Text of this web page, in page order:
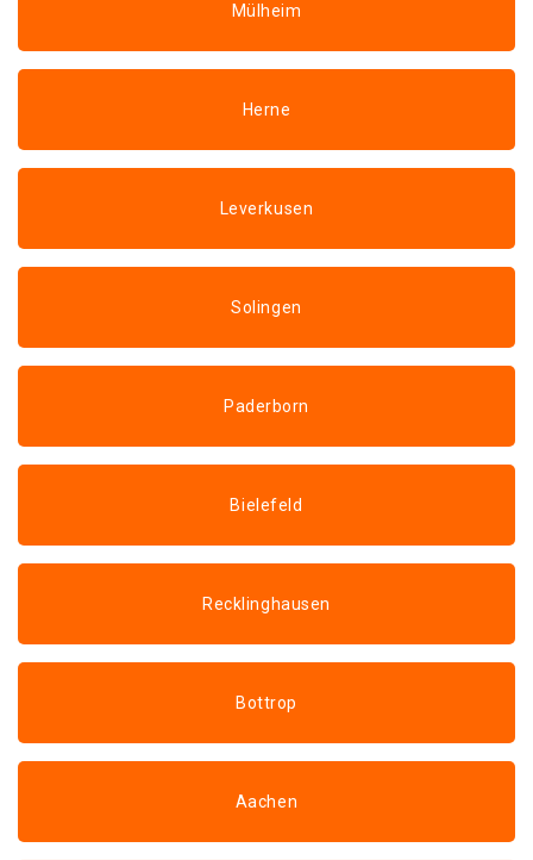
Mülheim
Herne
Leverkusen
Solingen
Paderborn
Bielefeld
Recklinghausen
Bottrop
Aachen